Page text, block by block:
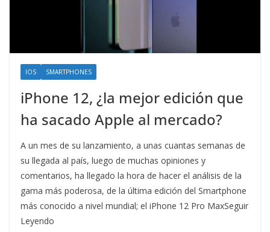
IOS SMARTPHONES
iPhone 12, ¿la mejor edición que
ha sacado Apple al mercado?
A un mes de su lanzamiento, a unas cuantas semanas de
su llegada al país, luego de muchas opiniones y
comentarios, ha llegado la hora de hacer el análisis de la
gama más poderosa, de la última edición del Smartphone
más conocido a nivel mundial; el iPhone 12 Pro MaxSeguir
Leyendo